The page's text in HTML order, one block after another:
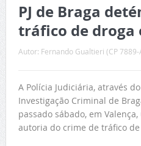
PJ de Braga
tráfico de droga
Autor: Fernando Gualtieri (CP 7889-
A Polícia Judiciária, através
Investigação Criminal de
passado sábado, em
autoria do crime de tráfico